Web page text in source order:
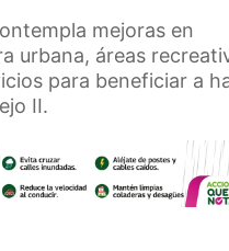
mejoras en
urbana, áreas
para beneficiar a
II.